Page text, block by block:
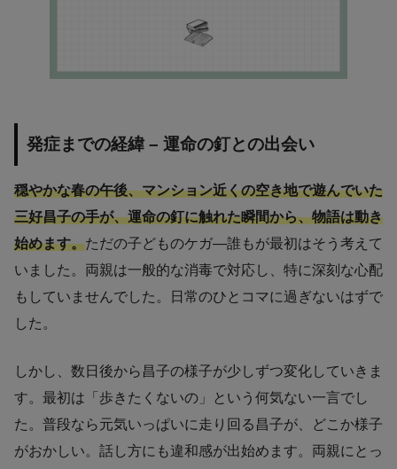
発症までの経緯 – 運命の釘との出会い
穏やかな春の午後、マンション近くの空き地で遊んでいた
三好昌子の手が、運命の釘に触れた瞬間から、物語は動き
始めます。ただの子どものケガ―誰もが最初はそう考えて
いました。両親は一般的な消毒で対応し、特に深刻な心配
もしていませんでした。日常のひとコマに過ぎないはずで
した。
しかし、数日後から昌子の様子が少しずつ変化していきま
す。最初は「歩きたくないの」という何気ない一言でし
た。普段なら元気いっぱいに走り回る昌子が、どこか様子
がおかしい。話し方にも違和感が出始めます。両親にとっ